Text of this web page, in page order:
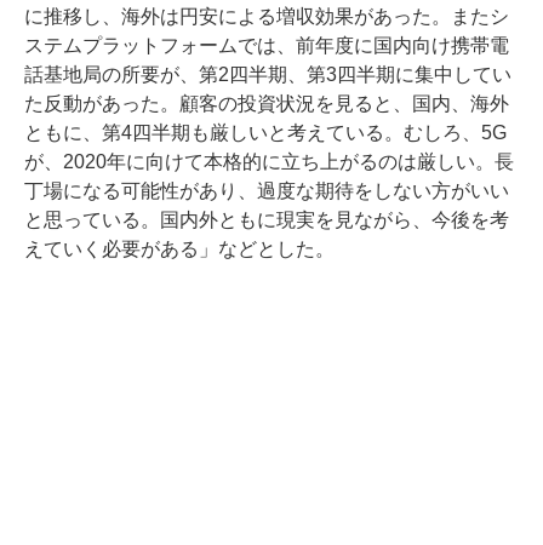
に推移し、海外は円安による増収効果があった。またシ
ステムプラットフォームでは、前年度に国内向け携帯電
話基地局の所要が、第2四半期、第3四半期に集中してい
た反動があった。顧客の投資状況を見ると、国内、海外
ともに、第4四半期も厳しいと考えている。むしろ、5G
が、2020年に向けて本格的に立ち上がるのは厳しい。長
丁場になる可能性があり、過度な期待をしない方がいい
と思っている。国内外ともに現実を見ながら、今後を考
えていく必要がある」などとした。